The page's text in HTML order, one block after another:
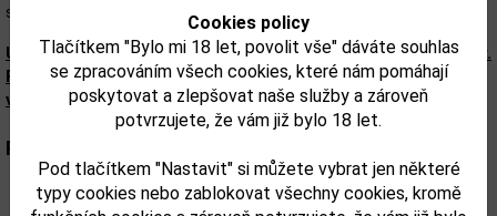
Cookies policy
Tlačítkem "Bylo mi 18 let, povolit vše" dáváte souhlas
se zpracováním všech cookies, které nám pomáhají
poskytovat a zlepšovat naše služby a zároveň
potvrzujete, že vám již bylo 18 let.
Pod tlačítkem "Nastavit" si můžete vybrat jen některé
typy cookies nebo zablokovat všechny cookies, kromě
stylu, destilovaný je z čisté panenské šťávy cukrové třtiny.
Upozorňujeme, že tento produkt může obsahovat alergeny.
Přesné složení a alergeny jsou k dispozici na obalu
výrobku. Zkontrolujte prosím před konzumací.
Parametry:
Obsah alkoholu obj. %: 40